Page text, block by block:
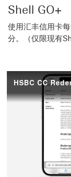
Shell GO+
使用汇丰信用卡
分。（仅限现有
HSBC CC